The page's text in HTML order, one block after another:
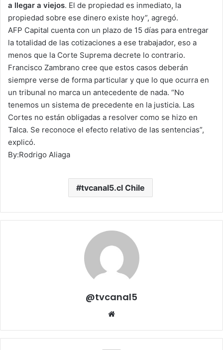
a llegar a viejos. El de propiedad es inmediato, la
propiedad sobre ese dinero existe hoy”, agregó.
AFP Capital cuenta con un plazo de 15 días para entregar
la totalidad de las cotizaciones a ese trabajador, eso a
menos que la Corte Suprema decrete lo contrario.
Francisco Zambrano cree que estos casos deberán
siempre verse de forma particular y que lo que ocurra en
un tribunal no marca un antecedente de nada. “No
tenemos un sistema de precedente en la justicia. Las
Cortes no están obligadas a resolver como se hizo en
Talca. Se reconoce el efecto relativo de las sentencias”,
explicó.
By:Rodrigo Aliaga
tvcanal5.cl Chile
@tvcanal5